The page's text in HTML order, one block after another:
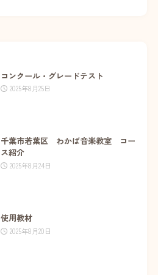
コンクール・グレードテスト
2025年8月25日
千葉市若葉区 わかば音楽教室 コー
ス紹介
2025年8月24日
使用教材
2025年8月20日